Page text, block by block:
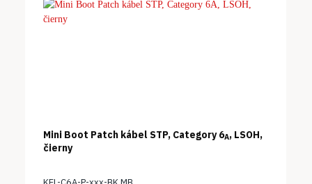
Mini Boot Patch kábel STP, Category 6A, LSOH,
čierny